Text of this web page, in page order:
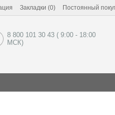
Закладки (0) Постоянный
8 800 101 30 43 ( 9:00 - 18:00
МСК)